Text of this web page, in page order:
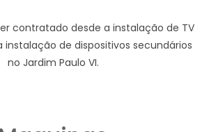
contratado desde a instalação de TV
instalação de dispositivos secundários
no Jardim Paulo VI.